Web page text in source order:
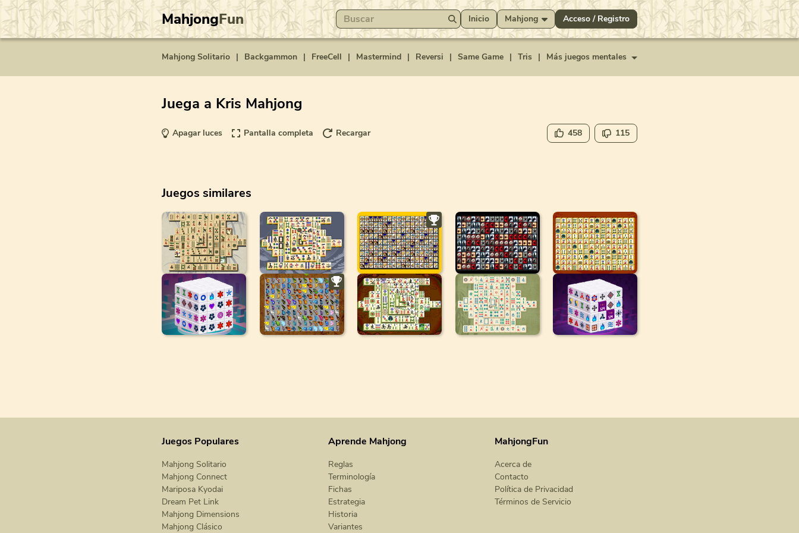
MahjongFun Inicio Mahjong Acceso / Registro
Mahjong Solitario | Backgammon | FreeCell | Mastermind | Reversi | Same Game | Tris | Más juegos mentales
Juega a Kris Mahjong
Apagar luces Pantalla completa Recargar 458 115
Juegos similares
Juegos Populares
Mahjong Solitario
Mahjong Connect
Mariposa Kyodai
Dream Pet Link
Mahjong Dimensions
Mahjong Clásico
Aprende Mahjong
Reglas
Terminología
Fichas
Estrategia
Historia
Variantes
MahjongFun
Acerca de
Contacto
Política de Privacidad
Términos de Servicio